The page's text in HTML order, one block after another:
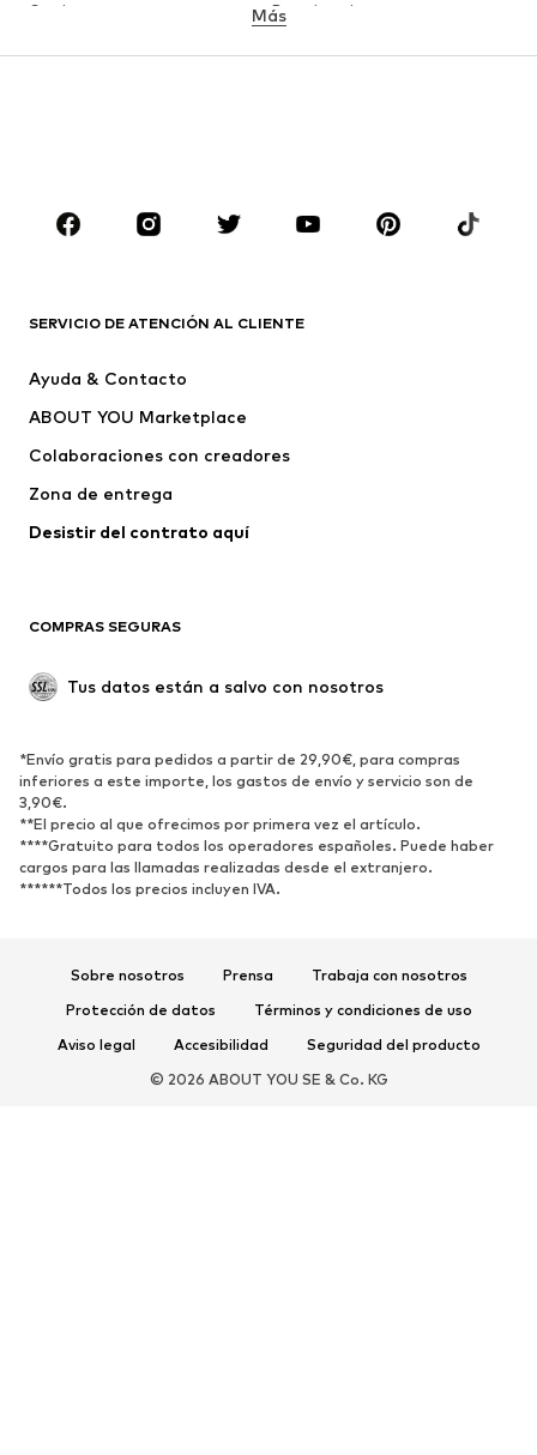
Camisetas
Ropa interior
ROPA
Camisetas
Jeans
Pantalones
Ropa interior
Jerséis y cárdigans
Trajes y chaquetas
Ropa de baño
Nuevo
Tendencia
Zapatos bajos
Zapatos deportivos
Zapatos abiertos
DEPORTE
Ropa deportiva
Disciplinas deportivas
Complementos deportivos
COMPLEMENTOS
Más
SERVICIO DE ATENCIÓN AL CLIENTE
Ayuda & Contacto
ABOUT YOU Marketplace
Colaboraciones con creadores
Zona de entrega
Desistir del contrato aquí
COMPRAS SEGURAS
Tus datos están a salvo con nosotros
*Envío gratis para pedidos a partir de 29,90€, para compras
inferiores a este importe, los gastos de envío y servicio son de
3,90€.
**El precio al que ofrecimos por primera vez el artículo.
****Gratuito para todos los operadores españoles. Puede haber
cargos para las llamadas realizadas desde el extranjero.
******Todos los precios incluyen IVA.
Sobre nosotros Prensa
Trabaja con nosotros
Protección de datos
Términos y condiciones de uso
Aviso legal
Accesibilidad
Seguridad del producto
© 2026 ABOUT YOU SE & Co. KG